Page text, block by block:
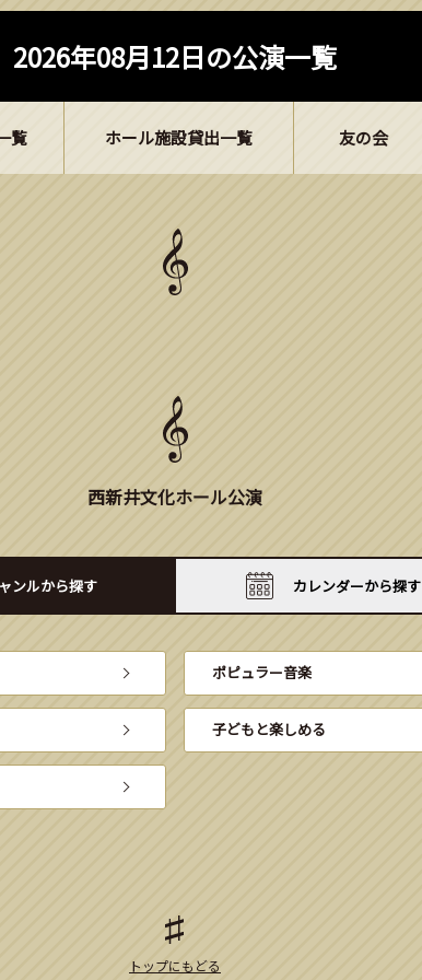
2026年08月12日の公演一覧
覧 ホール施設貸出一覧 友の会
西新井文化ホール公演
ンルから探す カレンダーから探す
ポピュラー音楽
子どもと楽しめる
トップにもどる